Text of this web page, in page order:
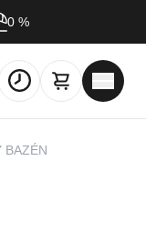
0 %
BAZÉN